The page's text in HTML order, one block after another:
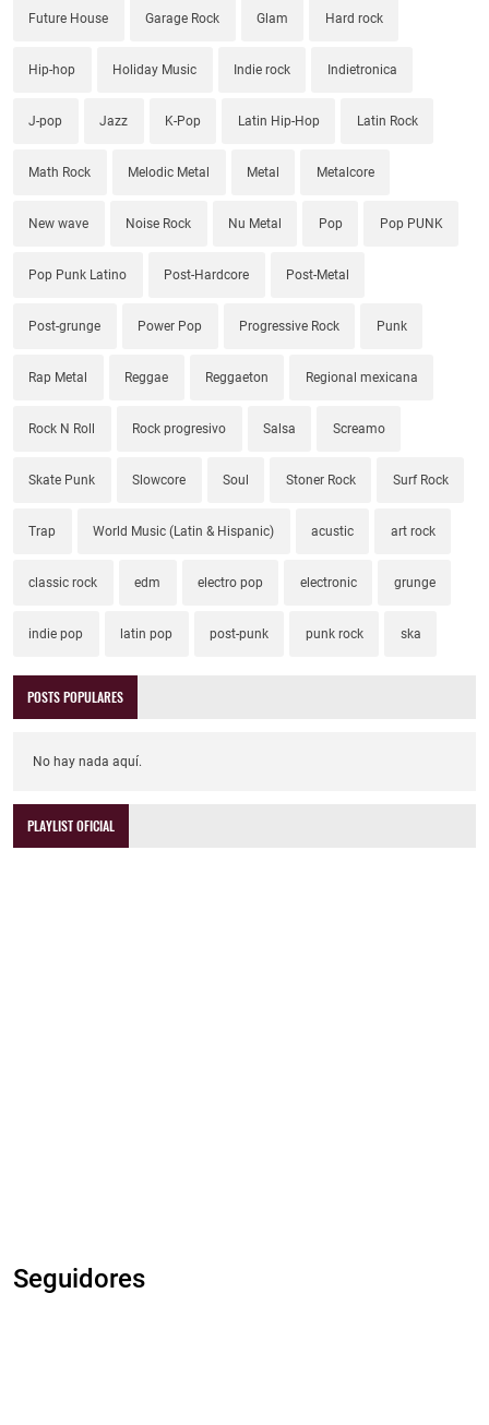
Future House Garage Rock Glam Hard rock
Hip-hop Holiday Music Indie rock Indietronica
J-pop Jazz K-Pop Latin Hip-Hop Latin Rock
Math Rock Melodic Metal Metal Metalcore
New wave Noise Rock Nu Metal Pop Pop PUNK
Pop Punk Latino Post-Hardcore Post-Metal
Post-grunge Power Pop Progressive Rock Punk
Rap Metal Reggae Reggaeton Regional mexicana
Rock N Roll Rock progresivo Salsa Screamo
Skate Punk Slowcore Soul Stoner Rock Surf Rock
Trap World Music (Latin & Hispanic) acustic art rock
classic rock edm electro pop electronic grunge
indie pop latin pop post-punk punk rock ska
POSTS POPULARES
No hay nada aquí.
PLAYLIST OFICIAL
Seguidores